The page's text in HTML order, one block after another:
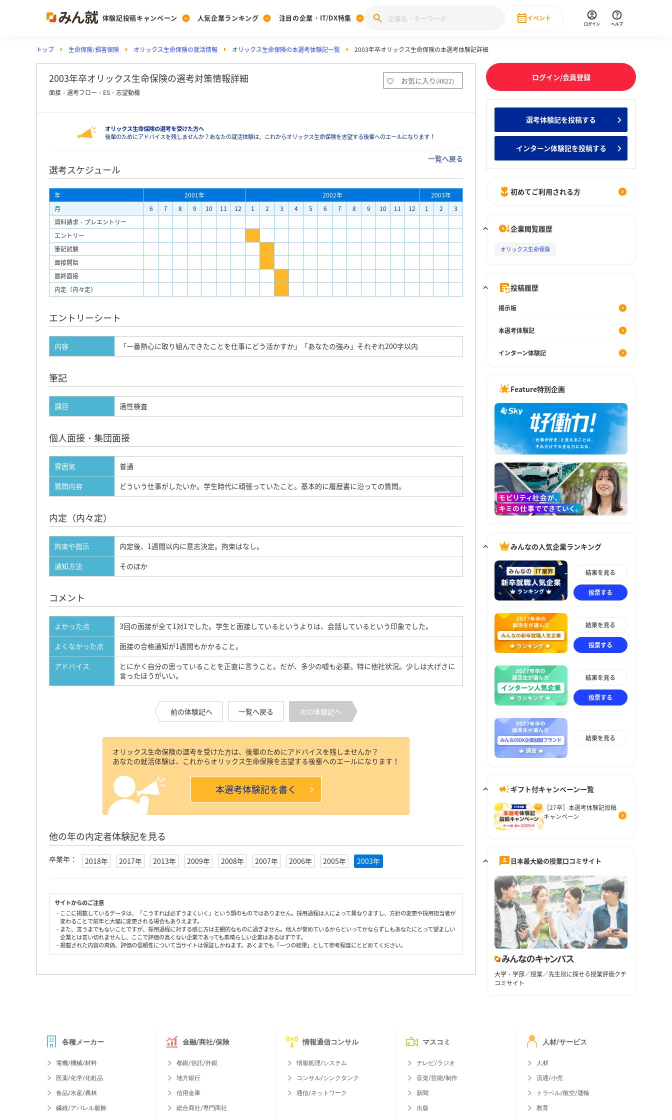
体験記投稿キャンペーン
Post
投稿する
[27卒] 本選考体験記投稿キャンペーン
人気企業ランキング
Ranking
ランキングを見る
Vote
投票する
みんなの新卒就職人気企業ランキング みんなのインターン人気企業ランキ
注目の企業・IT/DX特集
PickUp
注目の企業特集
28卒 IT・DX現場社員インタビュー
イベント
直近のイベント一覧
ログイン ヘルプ
トップ 生命保険/損害保険 オリックス生命保険の就活情報 オリックス生命保険の本選考体験記一覧 2003年卒オリックス生命保険の本選考体験記詳細
2003年卒オリックス生命保険の選考対策情報詳細 お気に入り (4822)
面接・選考フロー・ES・志望動機
オリックス生命保険の選考を受けた方へ
後輩のためにアドバイスを残しませんか？あなたの就活体験は、これからオリックス生命保険を志望する後輩へのエールになります！
一覧へ戻る
選考スケジュール
年 2001年 2002年
2003年
月
6 7 8 9 10 11 12 1 2 3 4 5 6 7 8 9 10 11 12 1 2
3
資料請求・プレエントリー
エントリー
筆記試験
面接開始
最終面接
内定（内々定）
エントリーシート
内容 「一番熱心に取り組んできたことを仕事にどう活かすか」「あなたの強み」それぞれ200字以内
筆記
課目 適性検査
個人面接・集団面接
雰囲気
普通
質問内容
どういう仕事がしたいか。学生時代に頑張っていたこと。基本的に履歴書に沿っての質問。
内定（内々定）
拘束や指示
内定後、1週間以内に意志決定。拘束はなし。
通知方法
そのほか
コメント
よかった点
3回の面接が全て1対1でした。学生と面接しているというよりは、会話しているという印象でした。
よくなかった点
面接の合格通知が1週間もかかること。
アドバイス
とにかく自分の思っていることを正直に言うこと。だが、多少の嘘も必要。特に他社状況。少しは大げさに
言ったほうがいい。
前の体験記へ 一覧へ戻る 次の体験記へ
オリックス生命保険の選考を受けた方は、後輩のためにアドバイスを残しませんか？
あなたの就活体験は、これからオリックス生命保険を志望する後輩へのエールになります！
本選考体験記を書く
他の年の内定者体験記を見る
卒業年： 2018年 2017年 2013年 2009年 2008年 2007年 2006年 2005年 2003年
サイトからのご注意
・ここに掲載しているデータは、「こうすれば必ずうまくいく」という類のものではありません。採用過程は人によって異なりますし、方針の変更や採用担当者が
変わることで前年と大幅に変更される場合もありえます。
・また、言うまでもないことですが、採用過程に対する感じ方は主観的なものに過ぎません。他人が誉めているからといってかならずしもあなたにとって望ましい
企業とは言い切れませんし、ここで評価の高くない企業であっても素晴らしい企業はあるはずです。
・掲載された内容の真偽、評価の信頼性について当サイトは保証しかねます。あくまでも「一つの結果」として参考程度にとどめてください。
ログイン/会員登録
選考体験記を投稿する
インターン体験記を投稿する
初めてご利用される方
企業閲覧履歴
オリックス生命保険
投稿履歴
掲示板
本選考体験記
インターン体験記
Feature特別企画
みんなの人気企業ランキング
結果を見る
投票する
結果を見る
投票する
結果を見る
投票する
結果を見る
ギフト付キャンペーン一覧
［27卒］本選考体験記投稿
キャンペーン
日本最大級の授業口コミサイト
大学・学部／授業／先生別に探せる授業評価クチ
コミサイト
各種メーカー
電機/機械/材料
医薬/化学/化粧品
食品/水産/農林
繊維/アパレル服飾
金融/商社/保険
都銀/信託/外銀
地方銀行
信用金庫
総合商社/専門商社
情報通信コンサル
情報処理/システム
コンサル/シンクタンク
通信/ネットワーク
マスコミ
テレビ/ラジオ
音楽/芸能/制作
新聞
出版
人材/サービス
人材
流通/小売
トラベル/航空/運輸
教育